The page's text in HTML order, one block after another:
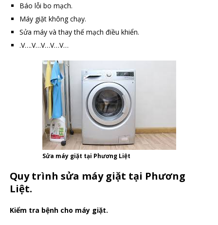
Báo lỗi bo mạch.
Máy giặt không chạy.
Sửa máy và thay thế mạch điều khiển.
.V….V…V…V…V…
Sửa máy giặt tại Phương Liệt
Quy trình sửa máy giặt tại Phương
Liệt.
Kiểm tra bệnh cho máy giặt.